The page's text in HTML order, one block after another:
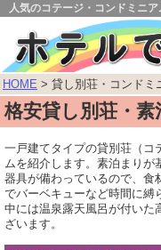
人気のコテージ・コンドミニ
HOME > 貸し別荘・コンドミ
格安貸し別荘・
一戸建てタイプの貸別荘（コ
ムを紹介します。素泊まりが
器具が備わっているので、食
でバーベキューなど時間に縛
中には温泉露天風呂が付いた
ざいます。